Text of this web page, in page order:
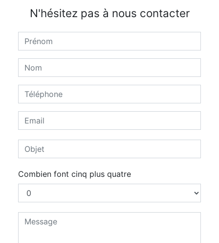
N'hésitez pas à nous contacter
Combien font cinq plus quatre